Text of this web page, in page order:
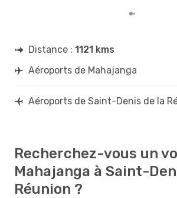
Distance : 1121 kms
Aéroports de Mahajanga
Aéroports de Saint-Denis de la
Recherchez-vous un
Mahajanga à Saint-
Réunion ?